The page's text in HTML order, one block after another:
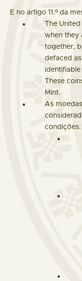
E no artigo 11.º da
The
when they
together,
defaced
These
Mint.
As
condições: